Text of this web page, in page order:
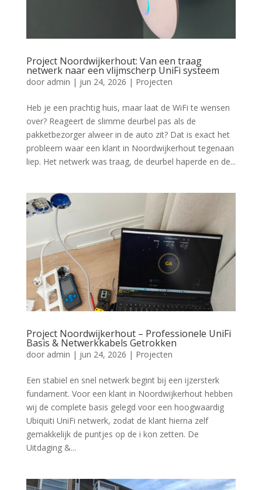
Project Noordwijkerhout: Van een traag
netwerk naar een vlijmscherp UniFi systeem
door admin | jun 24, 2026 | Projecten
Heb je een prachtig huis, maar laat de WiFi te wensen
over? Reageert de slimme deurbel pas als de
pakketbezorger alweer in de auto zit? Dat is exact het
probleem waar een klant in Noordwijkerhout tegenaan
liep. Het netwerk was traag, de deurbel haperde en de...
Project Noordwijkerhout – Professionele UniFi
Basis & Netwerkkabels Getrokken
door admin | jun 24, 2026 | Projecten
Een stabiel en snel netwerk begint bij een ijzersterk
fundament. Voor een klant in Noordwijkerhout hebben
wij de complete basis gelegd voor een hoogwaardig
Ubiquiti UniFi netwerk, zodat de klant hierna zelf
gemakkelijk de puntjes op de i kon zetten. De
Uitdaging &...